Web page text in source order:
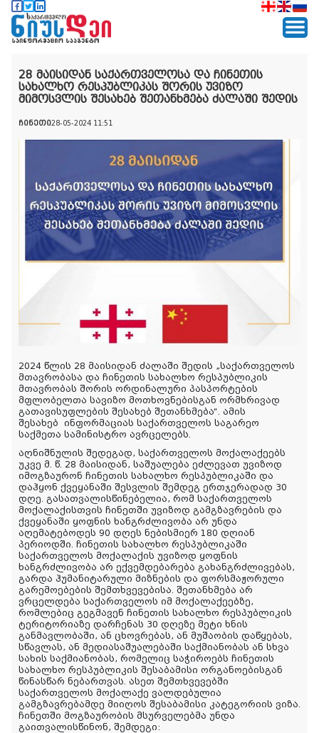
28 მაისიდან საქართველოსა და ჩინეთის
სახალხო რესპუბლიკას შორის უვიზო
მიმოსვლის შესახებ შეთანხმება ძალაში შედის
ჩინეთი28-05-2024 11:51
2024 წლის 28 მაისიდან ძალაში შედის „საქართველოს
მთავრობასა და ჩინეთის სახალხო რესპუბლიკის
მთავრობას შორის ორდინალური პასპორტების
მფლობელთა სავიზო მოთხოვნებისგან ორმხრივად
გათავისუფლების შესახებ შეთანხმება“. ამის
შესახებ ინფორმაციას საქართველოს საგარეო
საქმეთა სამინისტრო ავრცელებს.
აღნიშნულის შედეგად, საქართველოს მოქალაქეებს
უკვე მ. წ. 28 მაისიდან, საშუალება ეძლევათ უვიზოდ
იმოგზაურონ ჩინეთის სახალხო რესპუბლიკაში და
დაჰყონ ქვეყანაში შესვლის შემდეგ ერთჯერადად 30
დღე. გასათვალისწინებელია, რომ საქართველოს
მოქალაქისთვის ჩინეთში უვიზოდ გამგზავრების და
ქვეყანაში ყოფნის ხანგრძლივობა არ უნდა
აღემატებოდეს 90 დღეს ნებისმიერ 180 დღიან
პერიოდში. ჩინეთის სახალხო რესპუბლიკაში
საქართველოს მოქალაქის უვიზოდ ყოფნის
ხანგრძლივობა არ ექვემდებარება გახანგრძლივებას,
გარდა ჰუმანიტარული მიზნების და ფორსმაჟორული
გარემოებების შემთხვევებისა. შეთანხმება არ
ვრცელდება საქართველოს იმ მოქალაქეებზე,
რომლებიც გეგმავენ ჩინეთის სახალხო რესპუბლიკის
ტერიტორიაზე დარჩენას 30 დღეზე მეტი ხნის
განმავლობაში, ან ცხოვრებას, ან მუშაობის დაწყებას,
სწავლას, ან მედიასაშუალებაში საქმიანობას ან სხვა
სახის საქმიანობას, რომელიც საჭიროებს ჩინეთის
სახალხო რესპუბლიკის შესაბამისი ორგანოებისგან
წინასწარ ნებართვას. ასეთ შემთხვევებში
საქართველოს მოქალაქე ვალდებულია
გამგზავრებამდე მიიღოს შესაბამისი კატეგორიის ვიზა.
ჩინეთში მოგზაურობის მსურველებმა უნდა
გაითვალისწინონ, შემდეგი: